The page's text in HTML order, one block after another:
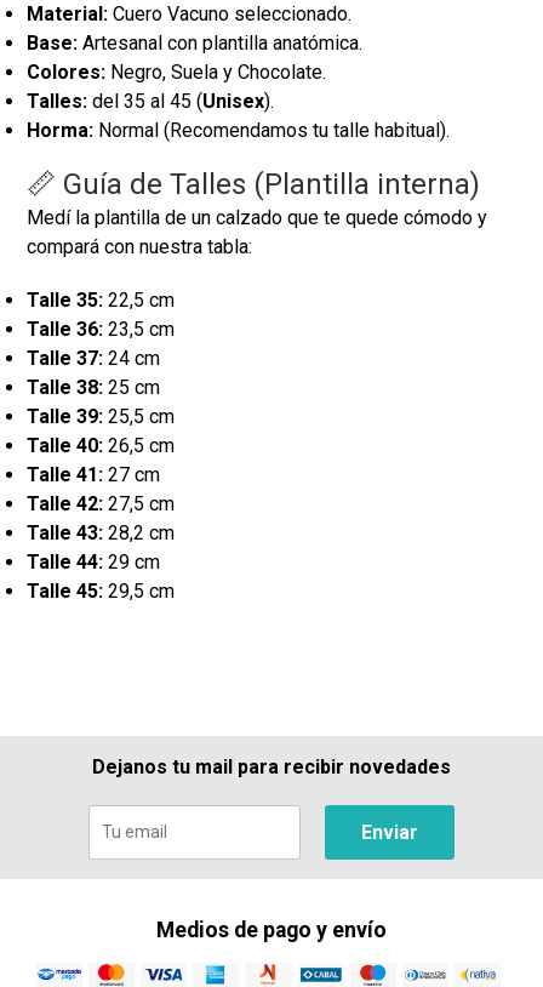
Material: Cuero Vacuno seleccionado.
Base: Artesanal con plantilla anatómica.
Colores: Negro, Suela y Chocolate.
Talles: del 35 al 45 (Unisex).
Horma: Normal (Recomendamos tu talle habitual).
📏 Guía de Talles (Plantilla interna)
Medí la plantilla de un calzado que te quede cómodo y
compará con nuestra tabla:
Talle 35: 22,5 cm
Talle 36: 23,5 cm
Talle 37: 24 cm
Talle 38: 25 cm
Talle 39: 25,5 cm
Talle 40: 26,5 cm
Talle 41: 27 cm
Talle 42: 27,5 cm
Talle 43: 28,2 cm
Talle 44: 29 cm
Talle 45: 29,5 cm
Dejanos tu mail para recibir novedades
Enviar
Medios de pago y envío